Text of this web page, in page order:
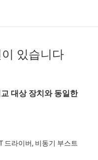
있습니다
대상 장치와 동일한
드라이버, 비동기 부스트